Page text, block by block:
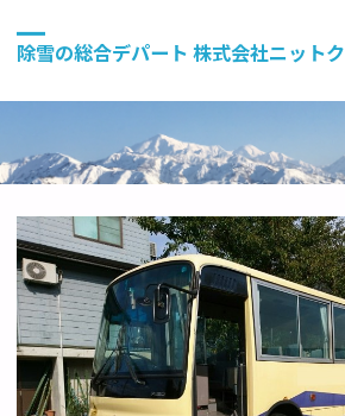
除雪の総合デパート 株式会社ニットク